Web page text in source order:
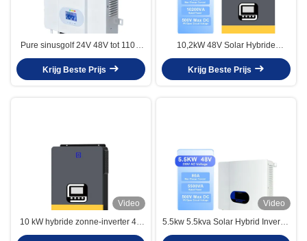
Pure sinusgolf 24V 48V tot 110V
220V 3500W 5000W Off Grid
Solar Mppt Solar Hybrid Inverter
Krijg Beste Prijs
10,2kW 48V Solar Hybride
Omvormer met MPPT en WiFi
Krijg Beste Prijs
Video
10 kW hybride zonne-inverter 48
V 10 Kva off-grid hybride inverter
Video
5.5kw 5.5kva Solar Hybrid Inverter
Charger 24V 48V DC tot 220V AC